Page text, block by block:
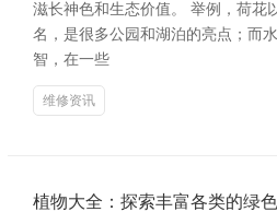
滋长神色和生态价值。 举例，荷花
名，是很多公园和湖泊的亮点；而
智，在一些
维修资讯
植物大全：探索丰富各类的绿